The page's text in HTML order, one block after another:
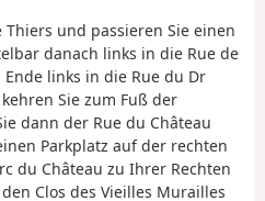
und passieren Sie einen
danach links in die Rue de
links in die Rue du Dr
Sie zum Fuß der
dann der Rue du Château
Parkplatz auf der rechten
du Château zu Ihrer Rechten
Clos des Vieilles Murailles